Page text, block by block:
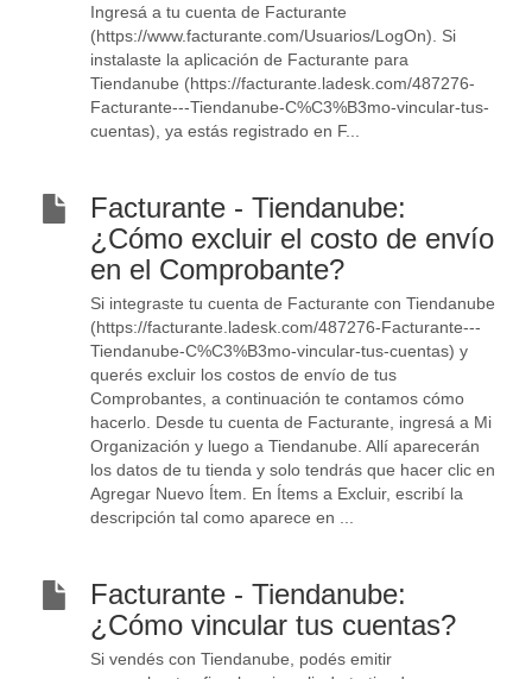
Ingresá a tu cuenta de Facturante
(https://www.facturante.com/Usuarios/LogOn). Si
instalaste la aplicación de Facturante para
Tiendanube (https://facturante.ladesk.com/487276-
Facturante---Tiendanube-C%C3%B3mo-vincular-tus-
cuentas), ya estás registrado en F...
Facturante - Tiendanube:
¿Cómo excluir el costo de envío
en el Comprobante?
Si integraste tu cuenta de Facturante con Tiendanube
(https://facturante.ladesk.com/487276-Facturante---
Tiendanube-C%C3%B3mo-vincular-tus-cuentas) y
querés excluir los costos de envío de tus
Comprobantes, a continuación te contamos cómo
hacerlo. Desde tu cuenta de Facturante, ingresá a Mi
Organización y luego a Tiendanube. Allí aparecerán
los datos de tu tienda y solo tendrás que hacer clic en
Agregar Nuevo Ítem. En Ítems a Excluir, escribí la
descripción tal como aparece en ...
Facturante - Tiendanube:
¿Cómo vincular tus cuentas?
Si vendés con Tiendanube, podés emitir